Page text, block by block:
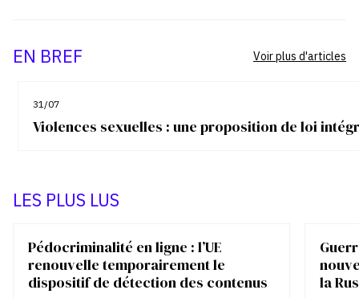
EN BREF
31/07
Violences sexuelles : une proposition de loi
Voir plus d'articles
LES PLUS LUS
Pédocriminalité en ligne : l’UE
renouvelle temporairement le
dispositif de détection des contenus
la